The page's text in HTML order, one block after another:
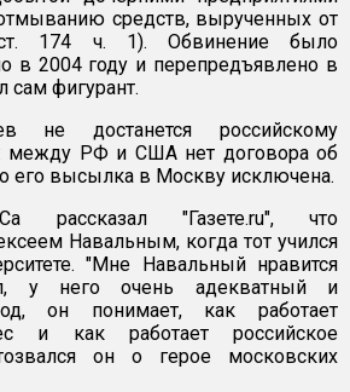
средств, вырученных от
174 ч. 1). Обвинение было
в 2004 году и перепредъявлено в
сам фигурант.
не достанется российскому
между РФ и США нет договора об
его высылка в Москву исключена.
рассказал "Газете.ru", что
Навальным, когда тот учился
"Мне Навальный нравится
у него очень адекватный и
он понимает, как работает
и как работает российское
он о герое московских